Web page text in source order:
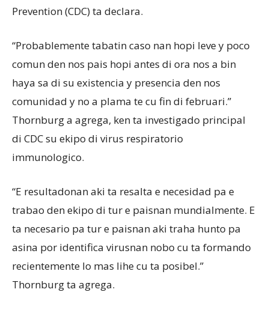
Prevention (CDC) ta declara.
“Probablemente tabatin caso nan hopi leve y poco
comun den nos pais hopi antes di ora nos a bin
haya sa di su existencia y presencia den nos
comunidad y no a plama te cu fin di februari.”
Thornburg a agrega, ken ta investigado principal
di CDC su ekipo di virus respiratorio
immunologico.
“E resultadonan aki ta resalta e necesidad pa e
trabao den ekipo di tur e paisnan mundialmente. E
ta necesario pa tur e paisnan aki traha hunto pa
asina por identifica virusnan nobo cu ta formando
recientemente lo mas lihe cu ta posibel.”
Thornburg ta agrega.